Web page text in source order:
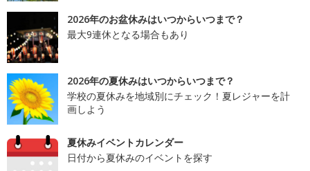
2026年のお盆休みはいつからいつまで？
最大9連休となる場合もあり
2026年の夏休みはいつからいつまで？
学校の夏休みを地域別にチェック！夏レジャーを計
画しよう
夏休みイベントカレンダー
日付から夏休みのイベントを探す